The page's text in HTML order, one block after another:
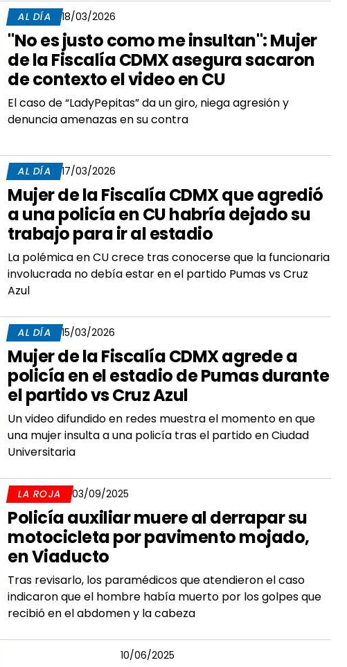
AL DÍA 18/03/2026
"No es justo como me insultan": Mujer
de la Fiscalía CDMX asegura sacaron
de contexto el video en CU
El caso de “LadyPepitas” da un giro, niega agresión y
denuncia amenazas en su contra
AL DÍA 17/03/2026
Mujer de la Fiscalía CDMX que agredió
a una policía en CU habría dejado su
trabajo para ir al estadio
La polémica en CU crece tras conocerse que la funcionaria
involucrada no debía estar en el partido Pumas vs Cruz
Azul
AL DÍA 15/03/2026
Mujer de la Fiscalía CDMX agrede a
policía en el estadio de Pumas durante
el partido vs Cruz Azul
Un video difundido en redes muestra el momento en que
una mujer insulta a una policía tras el partido en Ciudad
Universitaria
LA ROJA 03/09/2025
Policía auxiliar muere al derrapar su
motocicleta por pavimento mojado,
en Viaducto
Tras revisarlo, los paramédicos que atendieron el caso
indicaron que el hombre había muerto por los golpes que
recibió en el abdomen y la cabeza
10/06/2025